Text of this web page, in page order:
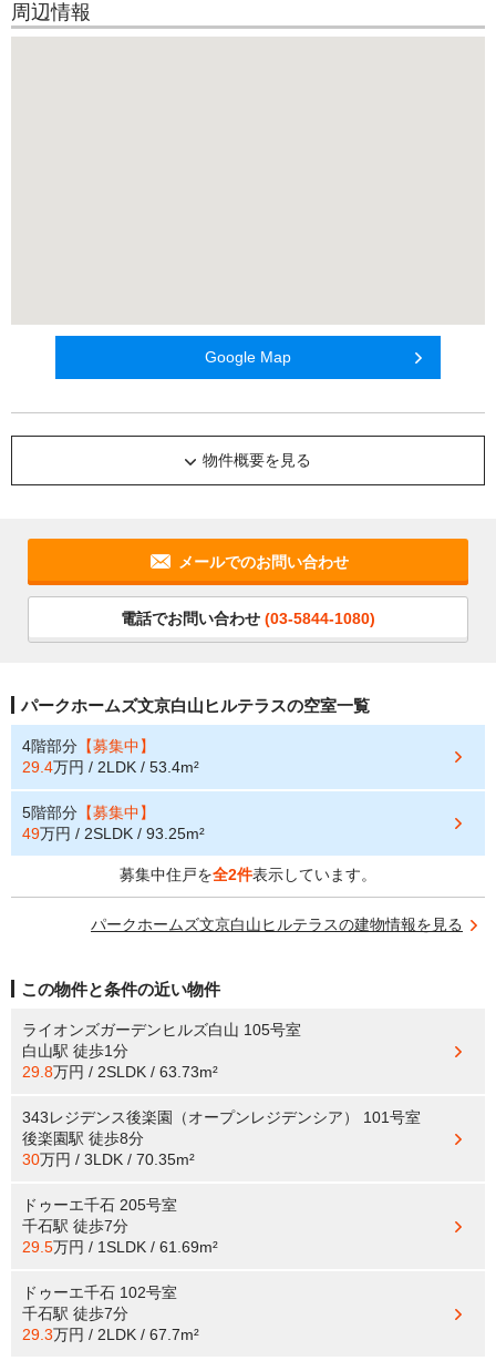
周辺情報
Google Map
物件概要を見る
メールでのお問い合わせ
電話でお問い合わせ (03-5844-1080)
パークホームズ文京白山ヒルテラスの空室一覧
4階部分 【募集中】
29.4万円 / 2LDK / 53.4m²
5階部分 【募集中】
49万円 / 2SLDK / 93.25m²
募集中住戸を全2件表示しています。
パークホームズ文京白山ヒルテラスの建物情報を見る
この物件と条件の近い物件
ライオンズガーデンヒルズ白山 105号室
白山駅 徒歩1分
29.8万円 / 2SLDK / 63.73m²
343レジデンス後楽園（オープンレジデンシア） 101号室
後楽園駅 徒歩8分
30万円 / 3LDK / 70.35m²
ドゥーエ千石 205号室
千石駅 徒歩7分
29.5万円 / 1SLDK / 61.69m²
ドゥーエ千石 102号室
千石駅 徒歩7分
29.3万円 / 2LDK / 67.7m²